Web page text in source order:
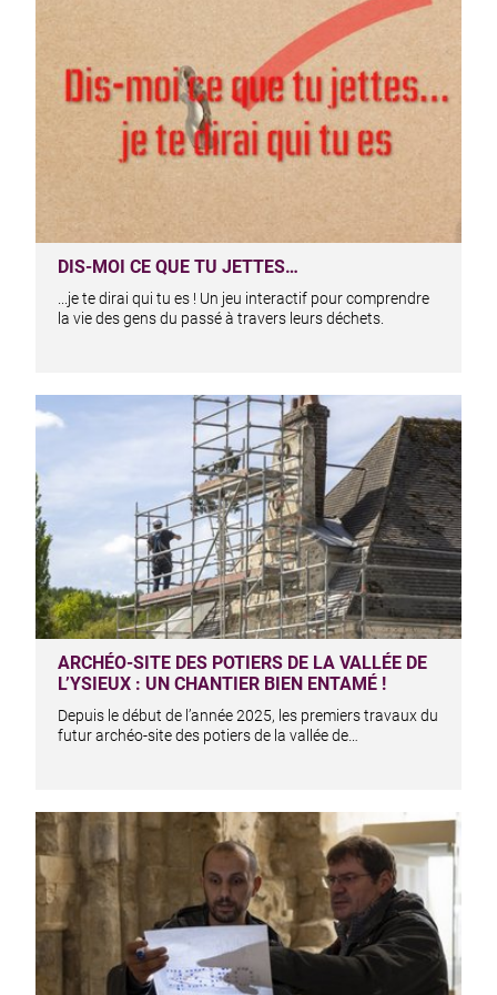
DIS-MOI CE QUE TU JETTES…
...je te dirai qui tu es ! Un jeu interactif pour comprendre
la vie des gens du passé à travers leurs déchets.
ARCHÉO-SITE DES POTIERS DE LA VALLÉE DE
L’YSIEUX : UN CHANTIER BIEN ENTAMÉ !
Depuis le début de l’année 2025, les premiers travaux du
futur archéo-site des potiers de la vallée de…